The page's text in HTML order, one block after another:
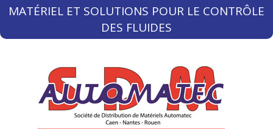
MATÉRIEL ET SOLUTIONS POUR LE CONTRÔLE
DES FLUIDES